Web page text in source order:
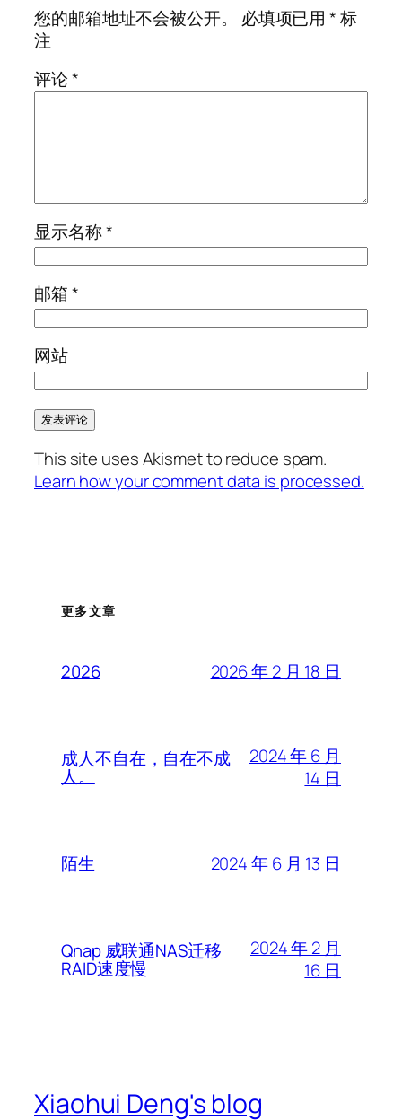
您的邮箱地址不会被公开。
必填项已用*标
注
评论*
显示名称*
邮箱*
网站
This site uses Akismet to reduce spam.
Learn how your comment data is processed.
更多文章
2026 2026 年 2 月 18 日
成人不自在，自在不成
人。
2024 年 6 月
14 日
陌生 2024 年 6 月 13 日
Qnap 威联通NAS迁移
RAID速度慢
2024 年 2 月
16 日
Xiaohui Deng's blog